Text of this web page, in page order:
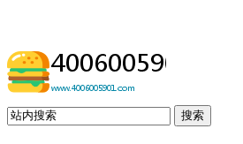
搜索